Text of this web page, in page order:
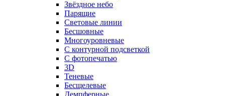
Звёздное небо
Парящие
Световые линии
Бесшовные
Многоуровневые
С контурной подсветкой
С фотопечатью
3D
Теневые
Бесщелевые
Демпферные